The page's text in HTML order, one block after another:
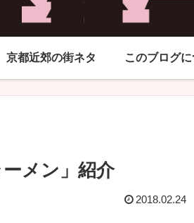
京都近郊の街ネタ このブログ
メン」紹介
2018.02.24